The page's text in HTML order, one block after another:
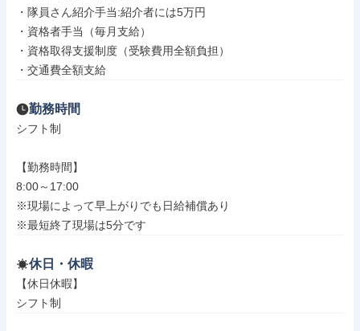
・隊員さん紹介手当:紹介者には5万円
・資格者手当（毎月支給）
・資格取得支援制度（受験費用全額負担）
・交通費全額支給
勤務時間
シフト制
【勤務時間】
8:00～17:00
※現場によって早上がりでも日給補償あり
※最短終了現場は5分です
休日・休暇
【休日休暇】
シフト制